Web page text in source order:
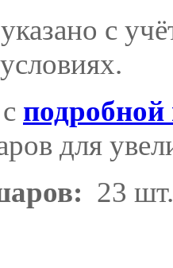
с
для
23 шт.